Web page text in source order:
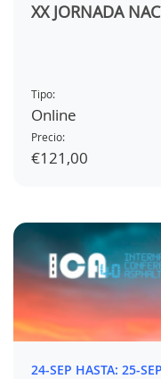
XX JORNADA
Tipo:
Online
Precio:
€121,00
24-SEP HASTA: 25-SEP